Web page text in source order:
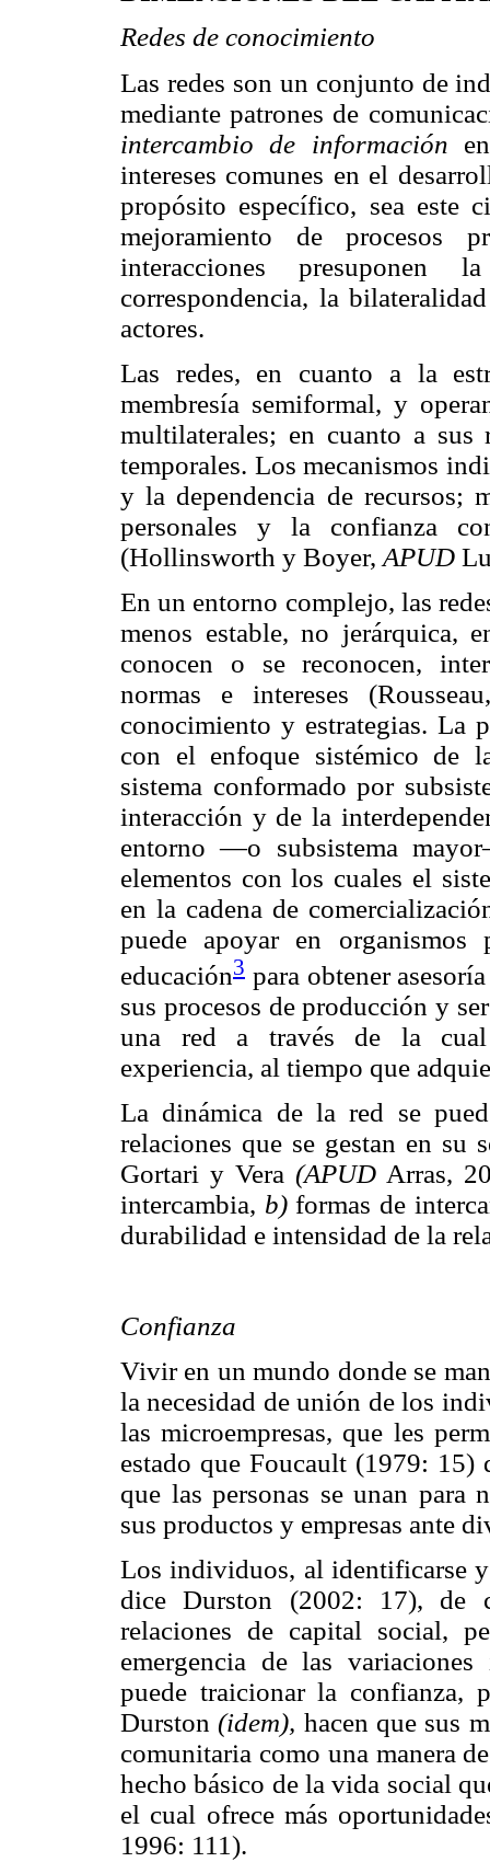
Redes de conocimiento
Las redes son un conjunto de
mediante patrones de
intercambio de información
intereses comunes en el
propósito específico, sea este
mejoramiento de procesos
interacciones presuponen
correspondencia, la
actores.
Las redes, en cuanto a la
membresía semiformal, y
multilaterales; en cuanto a
temporales. Los mecanismos
y la dependencia de recursos;
personales y la confianza
(Hollinsworth y Boyer, APUD
En un entorno complejo, las
menos estable, no jerárquica,
conocen o se reconocen,
normas e intereses
conocimiento y estrategias. La
con el enfoque sistémico de
sistema conformado por
interacción y de la
entorno —o subsistema
elementos con los cuales el
en la cadena de
puede apoyar en
educación3 para obtener
sus procesos de producción y
una red a través de la cual
experiencia, al tiempo que
La dinámica de la red se
relaciones que se gestan en su
Gortari y Vera (APUD Arras,
intercambia, b)formas de
durabilidad e intensidad de la
Confianza
Vivir en un mundo donde se
la necesidad de unión de los
las microempresas, que les
estado que Foucault (1979: 15)
que las personas se unan para
sus productos y empresas ante
Los individuos, al identificarse
dice Durston (2002: 17), de
relaciones de capital social,
emergencia de las
puede traicionar la confianza,
Durston(idem), hacen que sus
comunitaria como una manera
hecho básico de la vida social
el cual ofrece más
1996: 111).